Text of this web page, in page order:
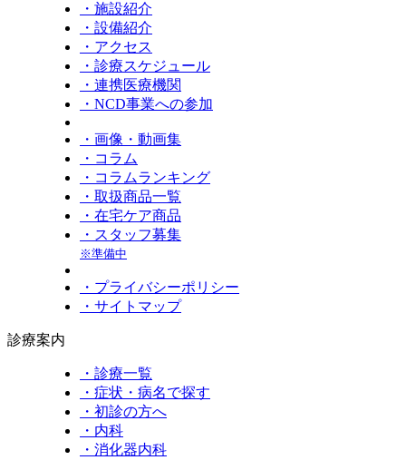
・施設紹介
・設備紹介
・アクセス
・診療スケジュール
・連携医療機関
・NCD事業への参加
・画像・動画集
・コラム
・コラムランキング
・取扱商品一覧
・在宅ケア商品
・スタッフ募集
※準備中
・プライバシーポリシー
・サイトマップ
診療案内
・診療一覧
・症状・病名で探す
・初診の方へ
・内科
・消化器内科